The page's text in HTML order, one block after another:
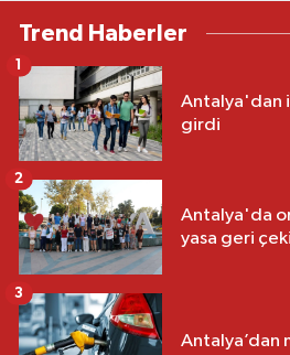
Trend Haberler
Antalya'dan
girdi
1
Antalya'da
yasa geri
2
Antalya’dan
3